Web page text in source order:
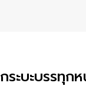
ะบะบรรทุก